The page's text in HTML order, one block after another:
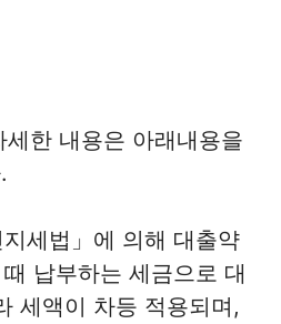
한 내용은 아래내용을
세법」에 의해 대출약
납부하는 세금으로 대
세액이 차등 적용되며,